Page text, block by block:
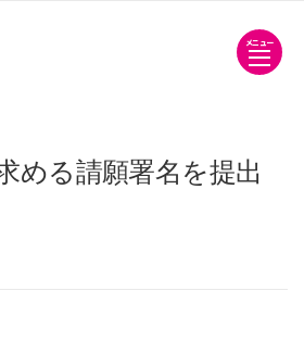
メニュー
める請願署名を提出